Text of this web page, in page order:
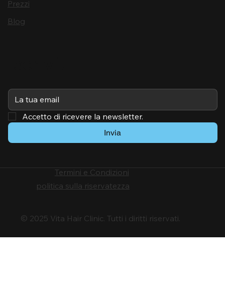
Prezzi
Blog
Accetto di ricevere la newsletter.
Invia
© 2025 Vita Hair Clinic. Tutti i diritti riservati.
Termini e Condizioni
politica sulla riservatezza